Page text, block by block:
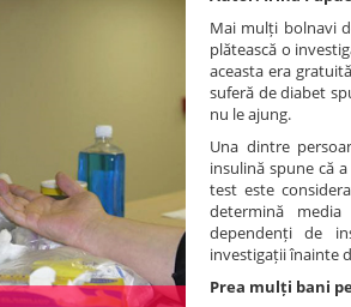
Mai mulți bolnavi
plătească o
aceasta era
suferă de diabet
nu le ajung.
Una dintre
insulină spune că
test este
determină
dependenți de
investigații înainte
Prea mulți bani